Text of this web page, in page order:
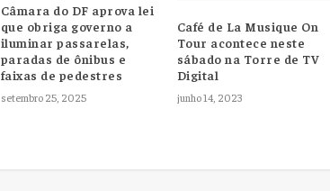
Câmara do DF aprova lei
que obriga governo a
iluminar passarelas,
paradas de ônibus e
faixas de pedestres
setembro 25, 2025
Café de La Musique On
Tour acontece neste
sábado na Torre de TV
Digital
junho 14, 2023